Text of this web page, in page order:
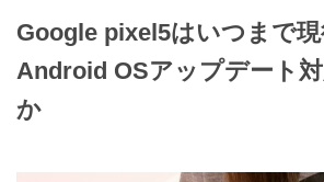
Google pixel5はいつまで現
Android OSアップデート
か